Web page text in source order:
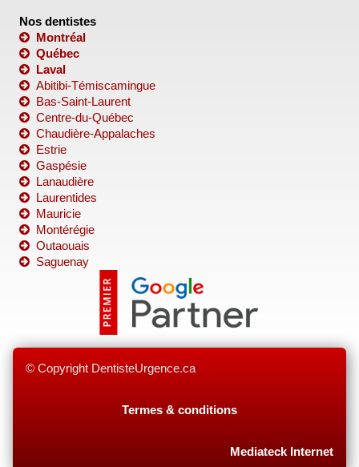
Nos dentistes
Montréal
Québec
Laval
Abitibi-Témiscamingue
Bas-Saint-Laurent
Centre-du-Québec
Chaudière-Appalaches
Estrie
Gaspésie
Lanaudière
Laurentides
Mauricie
Montérégie
Outaouais
Saguenay
© Copyright DentisteUrgence.ca
Termes & conditions
Mediateck Internet